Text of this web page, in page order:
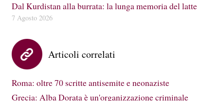
Dal Kurdistan alla burrata: la lunga memoria del latte
7 Agosto 2026
Articoli correlati
Roma: oltre 70 scritte antisemite e neonaziste
Grecia: Alba Dorata è un'organizzazione criminale